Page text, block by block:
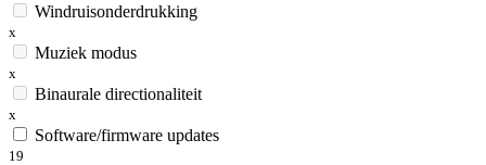
Windruisonderdrukking
x
Muziek modus
x
Binaurale directionaliteit
x
Software/firmware updates
19